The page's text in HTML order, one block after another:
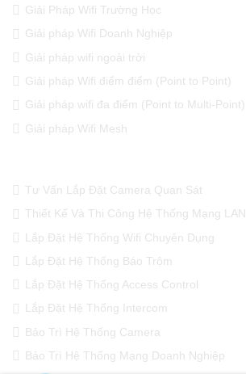
Giải Pháp Wifi Trường Học
Giải pháp Wifi Doanh Nghiệp
Giải pháp wifi ngoài trời
Giải pháp Wifi điểm điểm (Point to Point)
Giải pháp wifi đa điểm (Point to Multi-Point)
Giải pháp Wifi Mesh
Tư Vấn Lắp Đặt Camera Quan Sát
Thiết Kế Và Thi Công Hệ Thống Mạng LAN
Lắp Đặt Hệ Thống Wifi Chuyên Dụng
Lắp Đặt Hệ Thống Báo Trộm
Lắp Đặt Hệ Thống Access Control
Lắp Đặt Hệ Thống Intercom
Bảo Trì Hệ Thống Camera
Bảo Trì Hệ Thống Mạng Doanh Nghiệp